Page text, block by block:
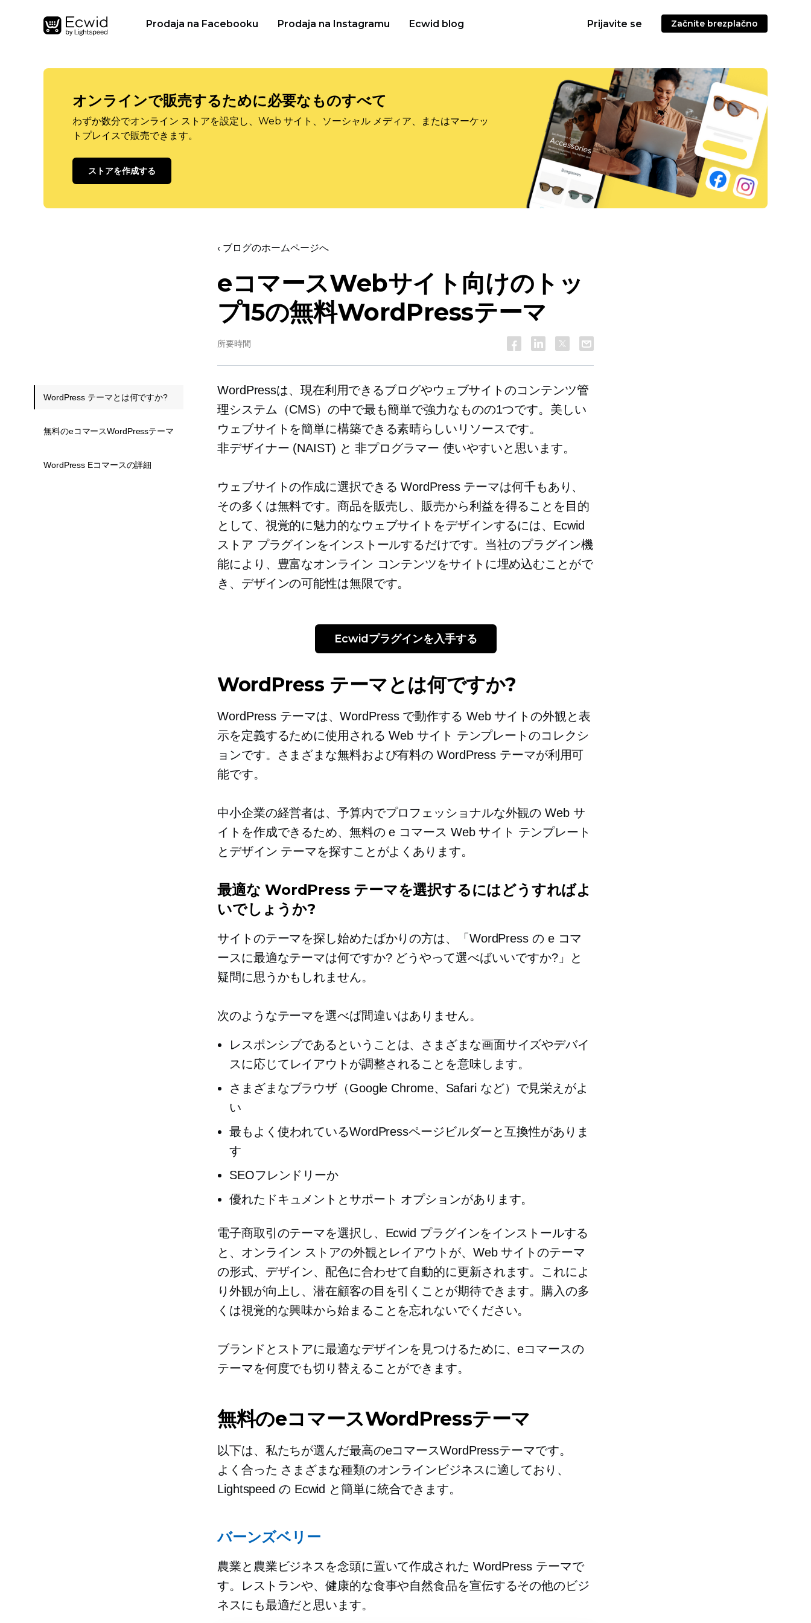
Prodaja na Facebooku Prodaja na Instagramu Ecwid blog Prijavite se Začnite brezplačno
オンラインで販売するために必要なものすべて
わずか数分でオンライン ストアを設定し、Web サイト、ソーシャル メディア、またはマーケッ
トプレイスで販売できます。
ストアを作成する
‹ ブログのホームページへ
eコマースWebサイト向けのトッ
プ15の無料WordPressテーマ
所要時間
WordPressは、現在利用できるブログやウェブサイトのコンテンツ管
理システム（CMS）の中で最も簡単で強力なものの1つです。美しい
ウェブサイトを簡単に構築できる素晴らしいリソースです。
非デザイナー (NAIST) と非プログラマー 使いやすいと思います。
ウェブサイトの作成に選択できる WordPress テーマは何千もあり、
その多くは無料です。商品を販売し、販売から利益を得ることを目的
として、視覚的に魅力的なウェブサイトをデザインするには、Ecwid
ストア プラグインをインストールするだけです。当社のプラグイン機
能により、豊富なオンライン コンテンツをサイトに埋め込むことがで
き、デザインの可能性は無限です。
Ecwidプラグインを入手する
WordPress テーマとは何ですか?
WordPress テーマは、WordPress で動作する Web サイトの外観と表
示を定義するために使用される Web サイト テンプレートのコレクシ
ョンです。さまざまな無料および有料の WordPress テーマが利用可
能です。
中小企業の経営者は、予算内でプロフェッショナルな外観の Web サ
イトを作成できるため、無料の e コマース Web サイト テンプレート
とデザイン テーマを探すことがよくあります。
最適な WordPress テーマを選択するにはどうすればよ
いでしょうか?
サイトのテーマを探し始めたばかりの方は、「WordPress の e コマ
ースに最適なテーマは何ですか? どうやって選べばいいですか?」と
疑問に思うかもしれません。
次のようなテーマを選べば間違いはありません。
レスポンシブであるということは、さまざまな画面サイズやデバイ
スに応じてレイアウトが調整されることを意味します。
さまざまなブラウザ（Google Chrome、Safari など）で見栄えがよ
い
最もよく使われているWordPressページビルダーと互換性がありま
す
SEOフレンドリーか
優れたドキュメントとサポート オプションがあります。
電子商取引のテーマを選択し、Ecwid プラグインをインストールする
と、オンライン ストアの外観とレイアウトが、Web サイトのテーマ
の形式、デザイン、配色に合わせて自動的に更新されます。これによ
り外観が向上し、潜在顧客の目を引くことが期待できます。購入の多
くは視覚的な興味から始まることを忘れないでください。
ブランドとストアに最適なデザインを見つけるために、eコマースの
テーマを何度でも切り替えることができます。
無料のeコマースWordPressテーマ
以下は、私たちが選んだ最高のeコマースWordPressテーマです。
よく合った さまざまな種類のオンラインビジネスに適しており、
Lightspeed の Ecwid と簡単に統合できます。
バーンズベリー
農業と農業ビジネスを念頭に置いて作成された WordPress テーマで
す。レストランや、健康的な食事や自然食品を宣伝するその他のビジ
ネスにも最適だと思います。
WordPress テーマとは何ですか?
無料のeコマースWordPressテーマ
WordPress Eコマースの詳細